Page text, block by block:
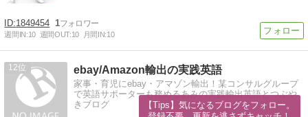
1849454 1
週間IN:10 週間OUT:10 月間IN:10
12 ebay/Amazon輸出の実践英語
家事・育児にebay・アマゾン輸出！某コンサルグループ
で英語サポーターも務めるあみの実践輸出英語とつぶや
きブログ
【Tips】気になるブログをフォロー。